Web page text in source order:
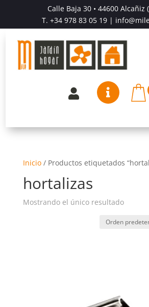
Calle Baja 30 • 44600 Alcañiz
T. +34 978 83 05 19|
 
Inicio/ Productos etiquetados
hortalizas
Mostrando el único resultado